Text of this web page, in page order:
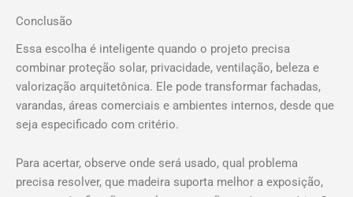
Conclusão
Essa escolha é inteligente quando o projeto precisa
combinar proteção solar, privacidade, ventilação, beleza e
valorização arquitetônica. Ele pode transformar fachadas,
varandas, áreas comerciais e ambientes internos, desde que
seja especificado com critério.
Para acertar, observe onde será usado, qual problema
precisa resolver, que madeira suporta melhor a exposição,